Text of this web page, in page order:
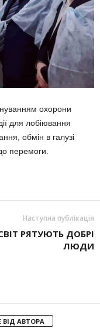
охорони
для лобіювання
обмін в галузі
перемоги.
Наступна публікація
РЯТУЮТЬ ДОБРІ
ЛЮДИ
ВІД АВТОРА